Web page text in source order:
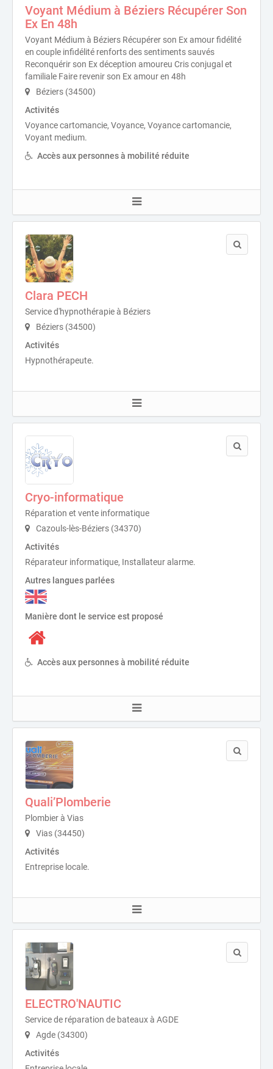
Voyant Médium à Béziers Récupérer Son
Ex En 48h
Voyant Médium à Béziers Récupérer son Ex amour fidélité
en couple infidélité renforts des sentiments sauvés
Reconquérir son Ex déception amoureu Cris conjugal et
familiale Faire revenir son Ex amour en 48h
Béziers (34500)
Activités
Voyance cartomancie, Voyance, Voyance cartomancie,
Voyant medium.
Accès aux personnes à mobilité réduite
Clara PECH
Service d'hypnothérapie à Béziers
Béziers (34500)
Activités
Hypnothérapeute.
Cryo-informatique
Réparation et vente informatique
Cazouls-lès-Béziers (34370)
Activités
Réparateur informatique, Installateur alarme.
Autres langues parlées
Manière dont le service est proposé
Accès aux personnes à mobilité réduite
Quali’Plomberie
Plombier à Vias
Vias (34450)
Activités
Entreprise locale.
ELECTRO'NAUTIC
Service de réparation de bateaux à AGDE
Agde (34300)
Activités